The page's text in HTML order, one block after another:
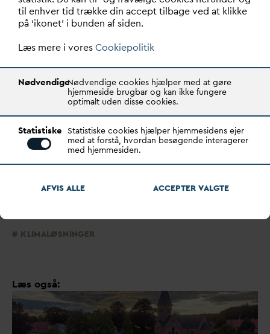
Der har yderligere været en tæt dialog med
miljømyndigheden pga. områdets status som
SE YDERLIGERE INFORMATION OM REGNVANDSBASSIN
VED STRANDENGEN - NATUR, REKREATIVE INTERESSER
OG KLIMATILPASNING HER
Læs mere
Regnvandsbassin ved Strandengen - Natur,
rekreative interesser og klimatilpasning
KLIMA ATION
KLIMALØSNINGER
Læs også:
til enhver tid trække din accept tilbage ved at klikke
på ‘ikonet’ i bunden af siden.
Læs mere i voresCookiepolitik
NødvendigeNødvendige cookies hjælper med at gøre
hjemmeside brugbar og kan ikke fungere
optimalt uden disse cookies.
Statistiske Statistiske cookies hjælper hjemmesidens ejer
med at forstå, hvordan besøgende interagerer
med hjemmesiden.
AFVIS ALLE ACCEPTERVALGTE